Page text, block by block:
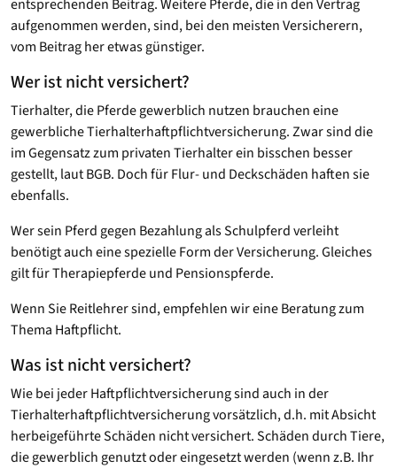
entsprechenden Beitrag. Weitere Pferde, die in den Vertrag
aufgenommen werden, sind, bei den meisten Versicherern,
vom Beitrag her etwas günstiger.
Wer ist nicht versichert?
Tierhalter, die Pferde gewerblich nutzen brauchen eine
gewerbliche Tierhalterhaftpflichtversicherung. Zwar sind die
im Gegensatz zum privaten Tierhalter ein bisschen besser
gestellt, laut BGB. Doch für Flur- und Deckschäden haften sie
ebenfalls.
Wer sein Pferd gegen Bezahlung als Schulpferd verleiht
benötigt auch eine spezielle Form der Versicherung. Gleiches
gilt für Therapiepferde und Pensionspferde.
Wenn Sie Reitlehrer sind, empfehlen wir eine Beratung zum
Thema Haftpflicht.
Was ist nicht versichert?
Wie bei jeder Haftpflichtversicherung sind auch in der
Tierhalterhaftpflichtversicherung vorsätzlich, d.h. mit Absicht
herbeigeführte Schäden nicht versichert. Schäden durch Tiere,
die gewerblich genutzt oder eingesetzt werden (wenn z.B. Ihr